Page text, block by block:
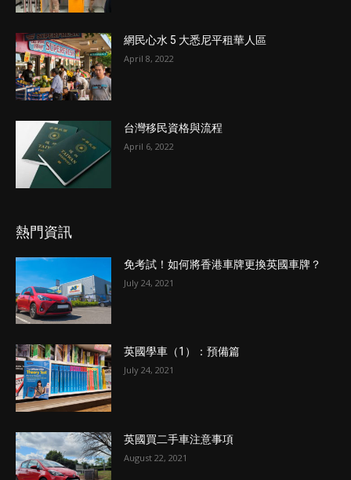
網民心水 5 大悉尼平租華人區
April 8, 2022
台灣移民資格與流程
April 6, 2022
熱門資訊
免考試！如何將香港車牌更換英國車牌？
July 24, 2021
英國學車（1）：預備篇
July 24, 2021
英國買二手車注意事項
August 22, 2021